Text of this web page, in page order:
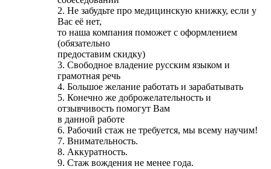
2. Не забудьте про медицинскую книжку, если у
Вас её нет,
то наша компания поможет с оформлением
(обязательно
предоставим скидку)
3. Свободное владение русским языком и
грамотная речь
4. Большое желание работать и зарабатывать
5. Конечно же доброжелательность и
отзывчивость помогут Вам
в данной работе
6. Рабочий стаж не требуется, мы всему научим!
7. Внимательность.
8. Аккуратность.
9. Стаж вождения не менее года.